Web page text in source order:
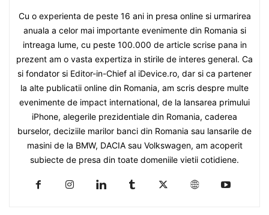
Cu o experienta de peste 16 ani in presa online si urmarirea
anuala a celor mai importante evenimente din Romania si
intreaga lume, cu peste 100.000 de article scrise pana in
prezent am o vasta expertiza in stirile de interes general. Ca
si fondator si Editor-in-Chief al iDevice.ro, dar si ca partener
la alte publicatii online din Romania, am scris despre multe
evenimente de impact international, de la lansarea primului
iPhone, alegerile prezidentiale din Romania, caderea
burselor, deciziile marilor banci din Romania sau lansarile de
masini de la BMW, DACIA sau Volkswagen, am acoperit
subiecte de presa din toate domeniile vietii cotidiene.